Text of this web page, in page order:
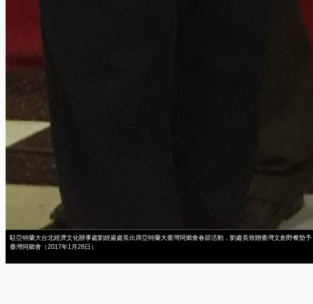
駐亞特蘭大台北經濟文化辦事處劉經巖處長出席亞特蘭大臺灣同鄉會春節活動，劉處長致贈臺灣文創野餐墊予
臺灣同鄉會（2017年1月28日）